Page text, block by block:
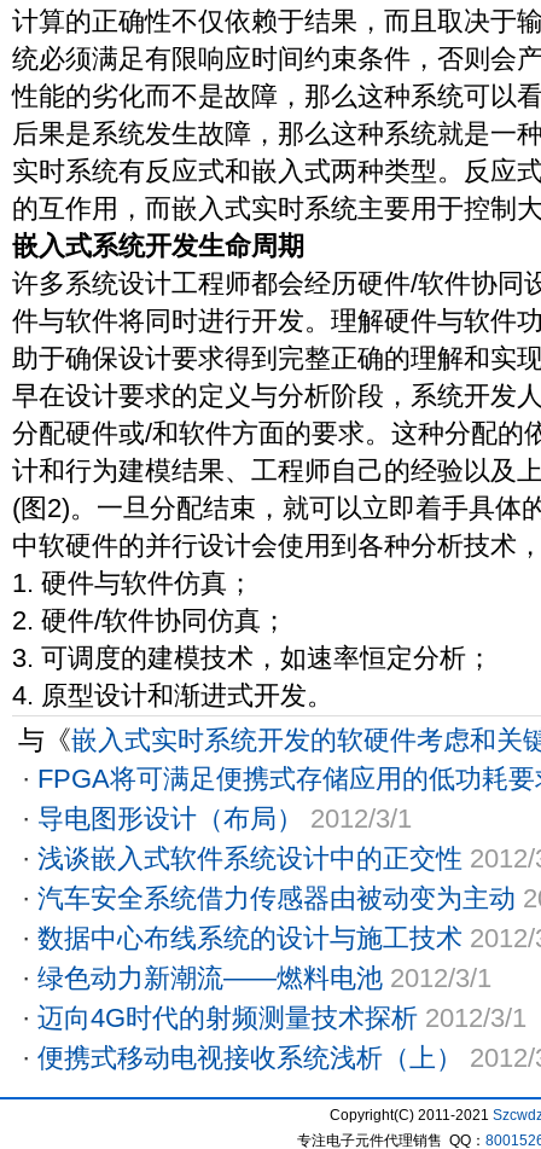
计算的正确性不仅依赖于结果，而且取决于
统必须满足有限响应时间约束条件，否则会
性能的劣化而不是故障，那么这种系统可以
后果是系统发生故障，那么这种系统就是一
实时系统有反应式和嵌入式两种类型。反应
的互作用，而嵌入式实时系统主要用于控制
嵌入式系统开发生命周期
许多系统设计工程师都会经历硬件/软件协同
件与软件将同时进行开发。理解硬件与软件
助于确保设计要求得到完整正确的理解和实
早在设计要求的定义与分析阶段，系统开发
分配硬件或/和软件方面的要求。这种分配的
计和行为建模结果、工程师自己的经验以及
(图2)。一旦分配结束，就可以立即着手具体
中软硬件的并行设计会使用到各种分析技术
1. 硬件与软件仿真；
2. 硬件/软件协同仿真；
3. 可调度的建模技术，如速率恒定分析；
4. 原型设计和渐进式开发。
与《嵌入式实时系统开发的软硬件考虑和关
· FPGA将可满足便携式存储应用的低功耗要
· 导电图形设计（布局）
2012/3/1
· 浅谈嵌入式软件系统设计中的正交性 2012/
· 汽车安全系统借力传感器由被动变为主动
· 数据中心布线系统的设计与施工技术 2012/
· 绿色动力新潮流——燃料电池 2012/3/1
· 迈向4G时代的射频测量技术探析 2012/3/1
· 便携式移动电视接收系统浅析（上） 2012/
Copyright(C) 2011-2021
专注电子元件代理销售 QQ：